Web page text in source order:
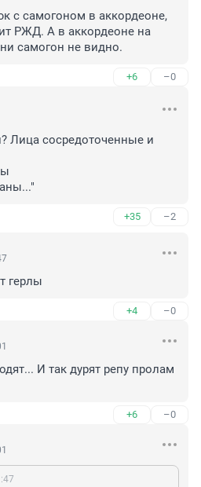
с самогоном в аккордеоне,
РЖД. А в аккордеоне на
самогон не видно.
+6 –0
Лица сосредоточенные и
+35 –2
герлы
+4 –0
И так дурят репу пролам
+6 –0